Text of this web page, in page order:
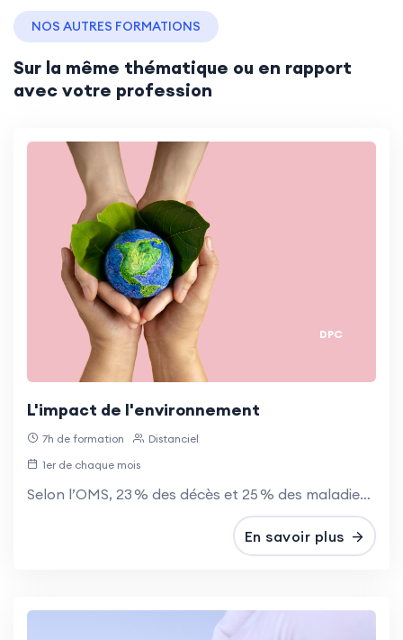
- Une meilleure compréhension des indications de
la sédation profonde et continue maintenue
jusqu’au décès et des protocoles de mise en place
(titration et accès au midazolam) rendant
Une meilleure connaissance de l’organisation
des soins et des ressources territoriales en soins
palliatifs qui favorise la continuité des parcours
de soins et facilite l’articulation des
professionnels et leur orientation, si besoin, vers
les équipes spécialisées expertes : Communautés
Professionnelles Territoriale de Santé (CPTS),
Maisons de santé, Réseaux de soins palliatifs et
Equipes mobiles de soins palliatifs, Dispositifs
assurant la présence d’infirmiers de nuit dans les
EHPAD, Structuration des hôpitaux de proximité.
Cette formation portera sur deux axes essentiels
des soins palliatifs, la continuité de la prise en
charge palliative quel que soit le lieu de soins et
NOS AUTRES FORMATIONS
Sur la même thématique ou en rapport
avec votre profession
DPC
L'impact de l'environnement
7h de formation
Distanciel
1er de chaque mois
Selon l’OMS, 23 % des décès et 25 % des maladies chroniques sont liés à des facteurs environnementaux et comportementaux : air, eau, alimentation, produits chimiques, ondes, bruit…
En savoir plus